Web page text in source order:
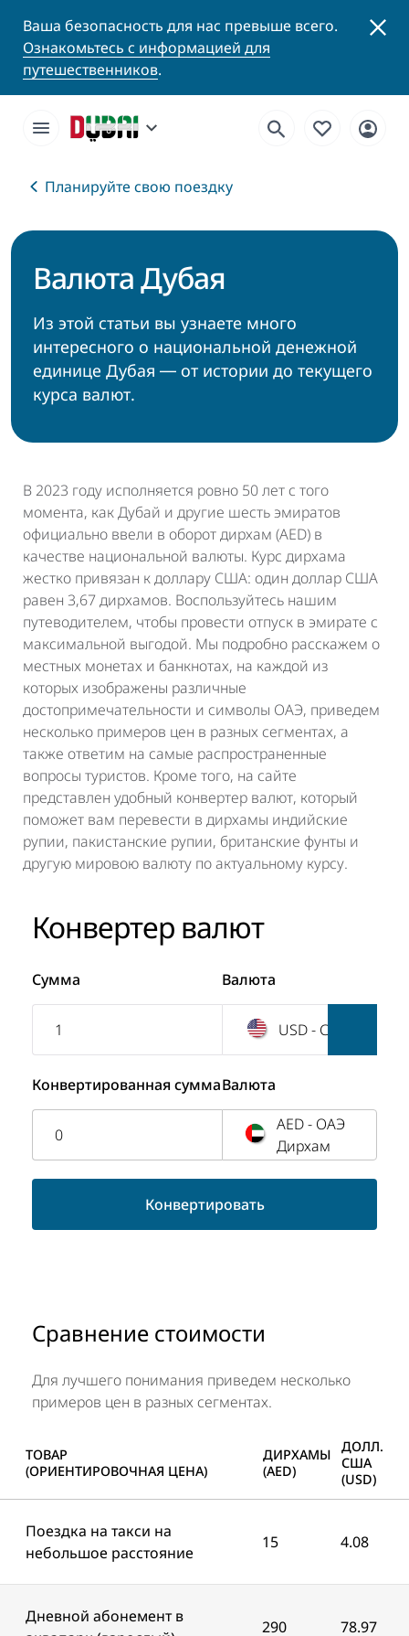
Ваша безопасность для нас превыше всего.
Ознакомьтесь с информацией для
путешественников.
Планируйте свою поездку
Валюта Дубая
Из этой статьи вы узнаете много
интересного о национальной денежной
единице Дубая ― от истории до текущего
курса валют.
В 2023 году исполняется ровно 50 лет с того
момента, как Дубай и другие шесть эмиратов
официально ввели в оборот дирхам (AED) в
качестве национальной валюты. Курс дирхама
жестко привязан к доллару США: один доллар США
равен 3,67 дирхамов. Воспользуйтесь нашим
путеводителем, чтобы провести отпуск в эмирате с
максимальной выгодой. Мы подробно расскажем о
местных монетах и банкнотах, на каждой из
которых изображены различные
достопримечательности и символы ОАЭ, приведем
несколько примеров цен в разных сегментах, а
также ответим на самые распространенные
вопросы туристов. Кроме того, на сайте
представлен удобный конвертер валют, который
поможет вам перевести в дирхамы индийские
рупии, пакистанские рупии, британские фунты и
другую мировою валюту по актуальному курсу.
Конвертер валют
Сумма Валюта
USD - США Доллар
Конвертированная сумма
0
Валюта
AED - ОАЭ
Дирхам
Конвертировать
Сравнение стоимости
Для лучшего понимания приведем несколько
примеров цен в разных сегментах.
ТОВАР
(ОРИЕНТИРОВОЧНАЯ ЦЕНА)
ДИРХАМЫ
(AED)
ДОЛЛ.
США
(USD)
Поездка на такси на
небольшое расстояние
15 4.08
Дневной абонемент в
290 78.97